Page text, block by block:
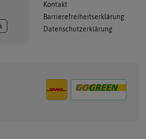
Kontakt
Barrierefreiheitserklärung
Datenschutzerklärung